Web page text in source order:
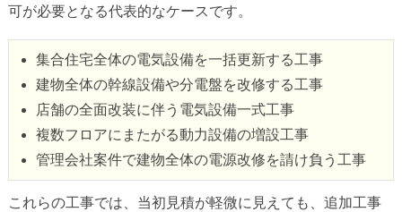
可が必要となる代表的なケースです。
集合住宅全体の電気設備を一括更新する工事
建物全体の幹線設備や分電盤を改修する工事
店舗の全面改装に伴う電気設備一式工事
複数フロアにまたがる動力設備の増設工事
管理会社案件で建物全体の電源改修を請け負う工事
これらの工事では、当初見積が軽微に見えても、追加工事